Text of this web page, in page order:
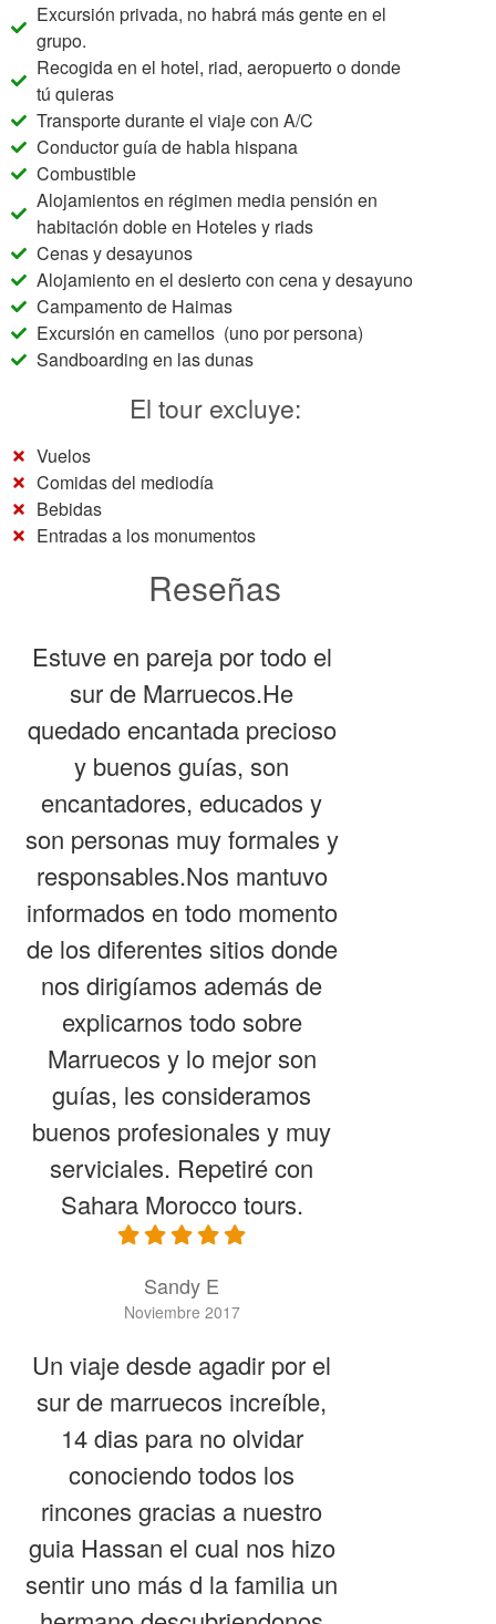
Excursión privada, no habrá más gente en el
grupo.
Recogida en el hotel, riad, aeropuerto o donde
tú quieras
Transporte durante el viaje con A/C
Conductor guía de habla hispana
Combustible
Alojamientos en régimen media pensión en
habitación doble en Hoteles y riads
Cenas y desayunos
Alojamiento en el desierto con cena y desayuno
Campamento de Haimas
Excursión en camellos (uno por persona)
Sandboarding en las dunas
El tour excluye:
Vuelos
Comidas del mediodía
Bebidas
Entradas a los monumentos
Reseñas
Estuve en pareja por todo el
sur de Marruecos.He
quedado encantada precioso
y buenos guías, son
encantadores, educados y
son personas muy formales y
responsables.Nos mantuvo
informados en todo momento
de los diferentes sitios donde
nos dirigíamos además de
explicarnos todo sobre
Marruecos y lo mejor son
guías, les consideramos
buenos profesionales y muy
serviciales. Repetiré con
Sahara Morocco tours.
Sandy E
Noviembre 2017
Un viaje desde agadir por el
sur de marruecos increíble,
14 dias para no olvidar
conociendo todos los
rincones gracias a nuestro
guia Hassan el cual nos hizo
sentir uno más d la familia un